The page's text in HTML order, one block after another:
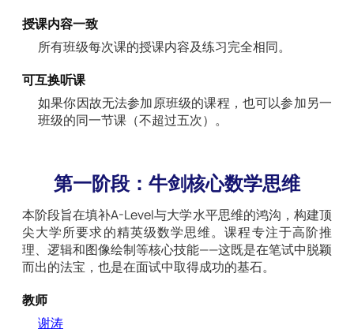
授课内容一致
所有班级每次课的授课内容及练习完全相同。
可互换听课
如果你因故无法参加原班级的课程，也可以参加另一
班级的同一节课（不超过五次）。
第一阶段：牛剑核心数学思维
本阶段旨在填补A-Level与大学水平思维的鸿沟，构建顶
尖大学所要求的精英级数学思维。课程专注于高阶推
理、逻辑和图像绘制等核心技能——这既是在笔试中脱颖
而出的法宝，也是在面试中取得成功的基石。
教师
谢涛